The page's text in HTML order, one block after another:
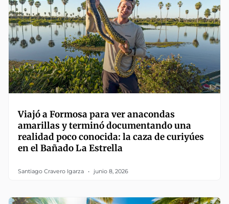
Viajó a Formosa para ver anacondas
amarillas y terminó documentando una
realidad poco conocida: la caza de curiyúes
en el Bañado La Estrella
Santiago Cravero Igarza junio 8, 2026